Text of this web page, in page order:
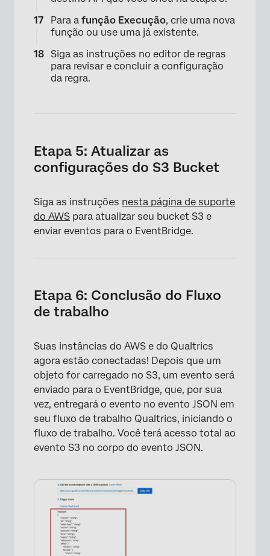
×
Para a função Execução, crie uma nova
função ou use uma já existente.
Siga as instruções no editor de regras
para revisar e concluir a configuração
da regra.
Etapa 5: Atualizar as
configurações do S3 Bucket
Siga as instruções nesta página de suporte
do AWS para atualizar seu bucket S3 e
enviar eventos para o EventBridge.
Etapa 6: Conclusão do Fluxo
de trabalho
Suas instâncias do AWS e do Qualtrics
agora estão conectadas! Depois que um
objeto for carregado no S3, um evento será
enviado para o EventBridge, que, por sua
vez, entregará o evento no evento JSON em
seu fluxo de trabalho Qualtrics, iniciando o
fluxo de trabalho. Você terá acesso total ao
evento S3 no corpo do evento JSON.